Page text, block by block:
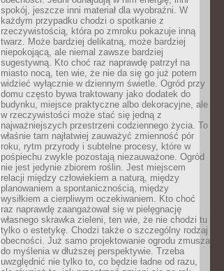
spokój, jeszcze inni materiał dla wyobraźni. W
każdym przypadku chodzi o spotkanie z
rzeczywistością, która po zmroku pokazuje inną
twarz. Może bardziej delikatną, może bardziej
niepokojącą, ale niemal zawsze bardziej
sugestywną. Kto choć raz naprawdę patrzył na
miasto nocą, ten wie, że nie da się go już potem
widzieć wyłącznie w dziennym świetle. Ogród przy
domu często bywa traktowany jako dodatek do
budynku, miejsce praktyczne albo dekoracyjne, ale
w rzeczywistości może stać się jedną z
najważniejszych przestrzeni codziennego życia. To
właśnie tam najłatwiej zauważyć zmienność pór
roku, rytm przyrody i subtelne procesy, które w
pośpiechu zwykle pozostają niezauważone. Ogród
nie jest jedynie zbiorem roślin. Jest miejscem
relacji między człowiekiem a naturą, między
planowaniem a spontanicznością, między
wysiłkiem a cierpliwym oczekiwaniem. Kto choć
raz naprawdę zaangażował się w pielęgnację
własnego skrawka zieleni, ten wie, że nie chodzi tu
tylko o estetykę. Chodzi także o szczególny rodzaj
obecności. Już samo projektowanie ogrodu zmusza
do myślenia w dłuższej perspektywie. Trzeba
uwzględnić nie tylko to, co będzie ładne od razu,